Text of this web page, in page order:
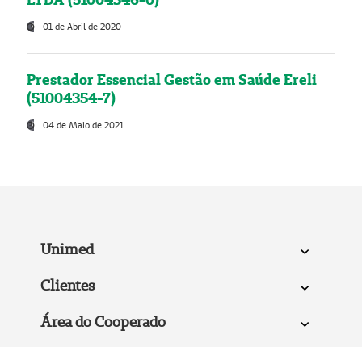
01 de Abril de 2020
Prestador Essencial Gestão em Saúde Ereli
(51004354-7)
04 de Maio de 2021
Unimed
Clientes
Área do Cooperado